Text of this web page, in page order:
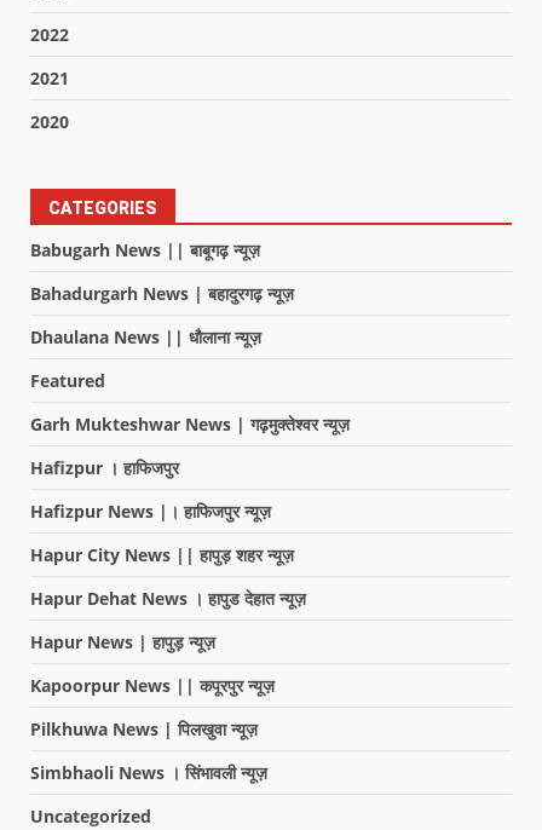
2022
2021
2020
CATEGORIES
Babugarh News || बाबूगढ़ न्यूज़
Bahadurgarh News | बहादुरगढ़ न्यूज़
Dhaulana News || धौलाना न्यूज़
Featured
Garh Mukteshwar News | गढ़मुक्तेश्वर न्यूज़
Hafizpur । हाफिजपुर
Hafizpur News |। हाफिजपुर न्यूज़
Hapur City News || हापुड़ शहर न्यूज़
Hapur Dehat News । हापुड देहात न्यूज़
Hapur News | हापुड़ न्यूज़
Kapoorpur News || कपूरपुर न्यूज़
Pilkhuwa News | पिलखुवा न्यूज़
Simbhaoli News । सिंभावली न्यूज़
Uncategorized